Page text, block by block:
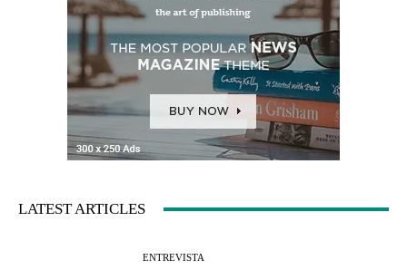
LATEST ARTICLES
ENTREVISTA